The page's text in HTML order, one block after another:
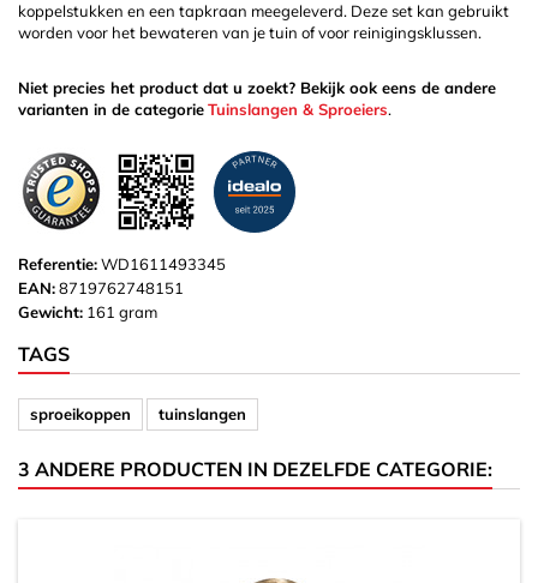
koppelstukken en een tapkraan meegeleverd. Deze set kan gebruikt
worden voor het bewateren van je tuin of voor reinigingsklussen.
Niet precies het product dat u zoekt? Bekijk ook eens de andere
varianten in de categorieTuinslangen & Sproeiers.
Referentie:WD1611493345
EAN:8719762748151
Gewicht: 161 gram
TAGS
sproeikoppen tuinslangen
3 ANDERE PRODUCTEN IN DEZELFDE CATEGORIE: